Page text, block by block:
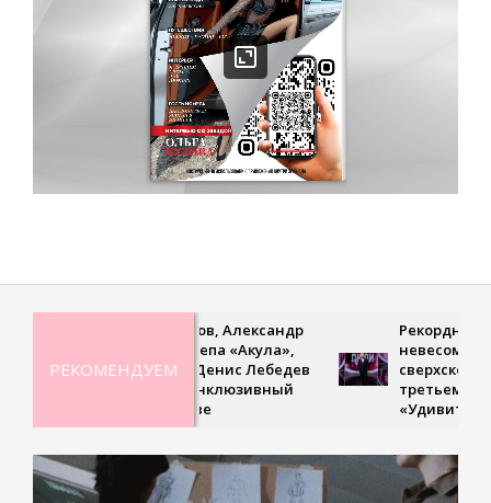
РЕКОМЕНДУЕМ
Дмитрий Петров, Александр
Ян, Оксана Почепа «Акула»,
Кира Смитт и Денис Лебедев
поддержали инклюзивный
Рекордная гибкость,
невесомая походка и
сверхскоростное
третьем выпуске шоу
«Удивительные